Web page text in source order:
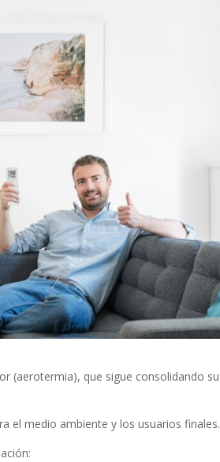
(aerotermia), que sigue consolidando su
el medio ambiente y los usuarios finales.